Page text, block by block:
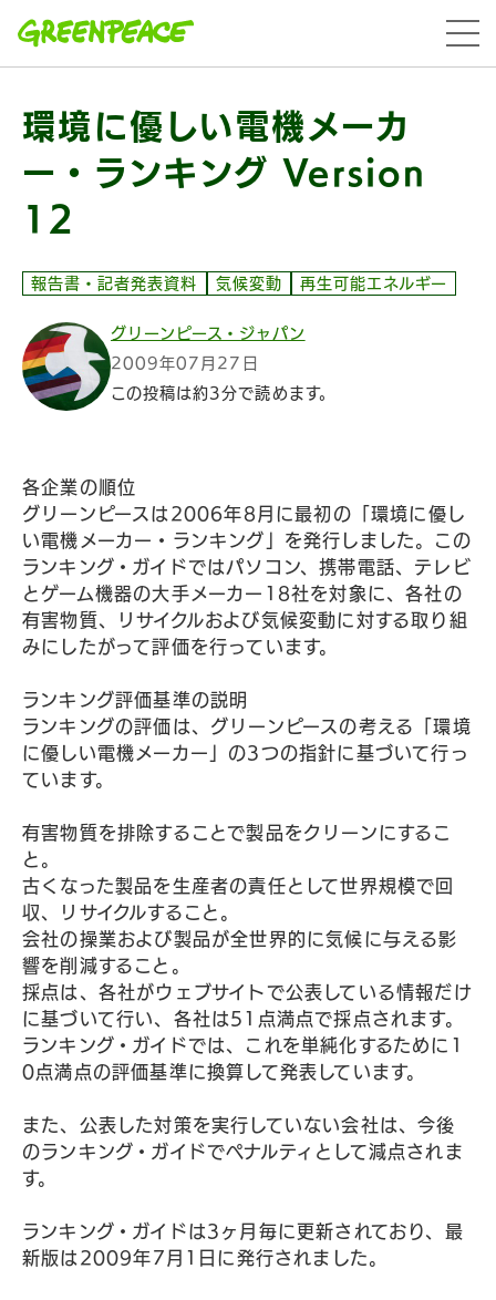
menu
環境に優しい電機メーカ
ー・ランキング Version
12
報告書・記者発表資料 気候変動 再生可能エネルギー
グリーンピース・ジャパン
2009年07月27日
この投稿は約3分で読めます。
各企業の順位
グリーンピースは2006年8月に最初の「環境に優し
い電機メーカー・ランキング」を発行しました。この
ランキング・ガイドではパソコン、携帯電話、テレビ
とゲーム機器の大手メーカー18社を対象に、各社の
有害物質、リサイクルおよび気候変動に対する取り組
みにしたがって評価を行っています。
ランキング評価基準の説明
ランキングの評価は、グリーンピースの考える「環境
に優しい電機メーカー」の3つの指針に基づいて行っ
ています。
有害物質を排除することで製品をクリーンにするこ
と。
古くなった製品を生産者の責任として世界規模で回
収、リサイクルすること。
会社の操業および製品が全世界的に気候に与える影
響を削減すること。
採点は、各社がウェブサイトで公表している情報だけ
に基づいて行い、各社は51点満点で採点されます。
ランキング・ガイドでは、これを単純化するために1
0点満点の評価基準に換算して発表しています。
また、公表した対策を実行していない会社は、今後
のランキング・ガイドでペナルティとして減点されま
す。
ランキング・ガイドは3ヶ月毎に更新されており、最
新版は2009年7月1日に発行されました。